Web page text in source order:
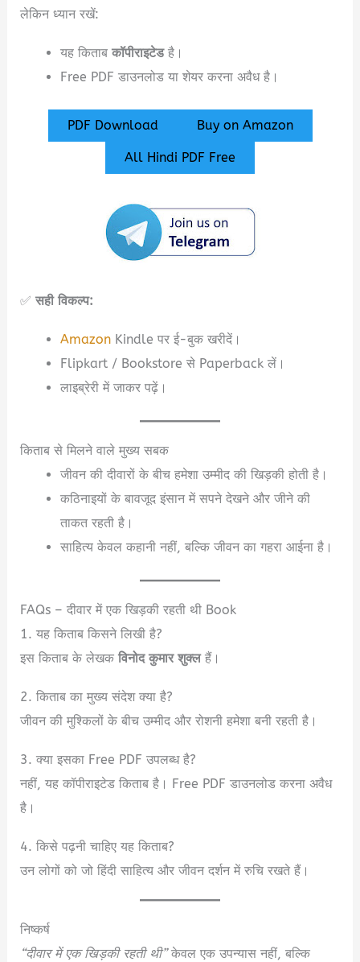
लेकिन ध्यान रखें:
यह किताब कॉपीराइटेडहै।
Free PDF डाउनलोड या शेयर करना अवैध है।
PDF Download Buy on Amazon
All Hindi PDF Free
✅सही विकल्प:
AmazonKindle पर ई-बुक खरीदें।
Flipkart / Bookstore से Paperback लें।
लाइब्रेरी में जाकर पढ़ें।
किताब से मिलने वाले मुख्य सबक
जीवन की दीवारों के बीच हमेशा उम्मीद की खिड़की होती है।
कठिनाइयों के बावजूद इंसान में सपने देखने और जीने की
ताकत रहती है।
साहित्य केवल कहानी नहीं, बल्कि जीवन का गहरा आईना है।
FAQs – दीवार में एक खिड़की रहती थी Book
1. यह किताब किसने लिखी है?
इस किताब के लेखकविनोद कुमार शुक्लहैं।
2. किताब का मुख्य संदेश क्या है?
जीवन की मुश्किलों के बीच उम्मीद और रोशनी हमेशा बनी रहती है।
3. क्या इसका Free PDF उपलब्ध है?
नहीं, यह कॉपीराइटेड किताब है। Free PDF डाउनलोड करना अवैध
है।
4. किसे पढ़नी चाहिए यह किताब?
उन लोगों को जो हिंदी साहित्य और जीवन दर्शन में रुचि रखते हैं।
निष्कर्ष
“दीवार में एक खिड़की रहती थी”केवल एक उपन्यास नहीं, बल्कि